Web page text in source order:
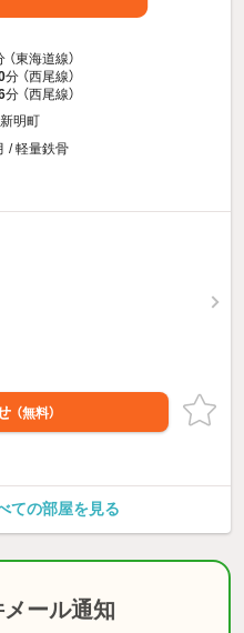
（東海道線）
分 （西尾線）
分 （西尾線）
明町
/ 軽量鉄骨
（無料）
ての部屋を見る
ール通知